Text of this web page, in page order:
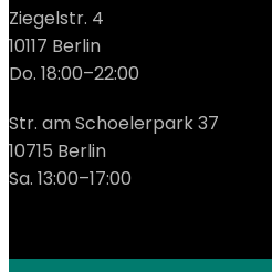
Ziegelstr. 4
10117 Berlin
Do. 18:00–22:00
Str. am Schoelerpark 37
10715 Berlin
Sa. 13:00–17:00